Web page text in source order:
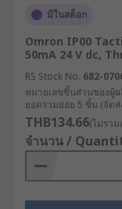
มีในสต็อก
Omron IP00
50mA 24 V dc,
RS Stock No. 682-
หมายเลขชิ้นส่วนของผู้
ยอดรวมย่อย 5 ชิ้น (จัดส่
THB134.66(ไม่รว
จำนวน /